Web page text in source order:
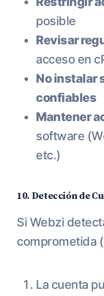
posible
Revisar
acceso en
No instalar
confiables
Mantener
software
etc.)
10. Detección de
Si Webzi
comprometida
La cuenta